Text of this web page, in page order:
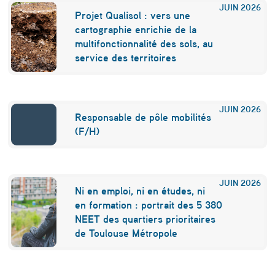
JUIN 2026
Projet Qualisol : vers une
cartographie enrichie de la
multifonctionnalité des sols, au
service des territoires
JUIN 2026
Responsable de pôle mobilités
(F/H)
JUIN 2026
Ni en emploi, ni en études, ni
en formation : portrait des 5 380
NEET des quartiers prioritaires
de Toulouse Métropole